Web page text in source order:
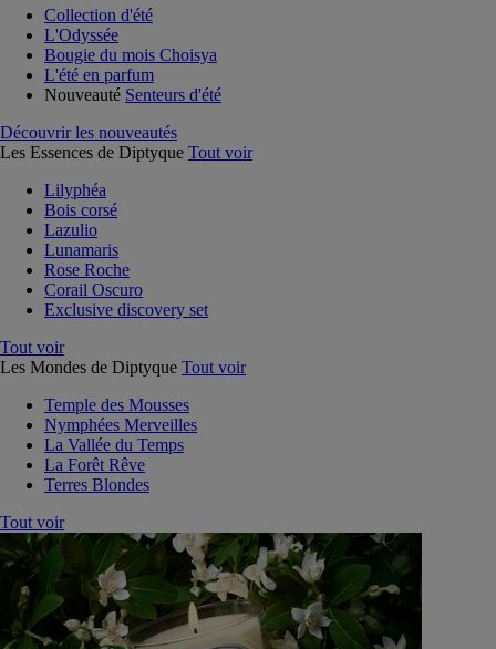
Collection d'été
L'Odyssée
Bougie du mois Choisya
L'été en parfum
Nouveauté Senteurs d'été
Découvrir les nouveautés
Les Essences de Diptyque Tout voir
Lilyphéa
Bois corsé
Lazulio
Lunamaris
Rose Roche
Corail Oscuro
Exclusive discovery set
Tout voir
Les Mondes de Diptyque Tout voir
Temple des Mousses
Nymphées Merveilles
La Vallée du Temps
La Forêt Rêve
Terres Blondes
Tout voir